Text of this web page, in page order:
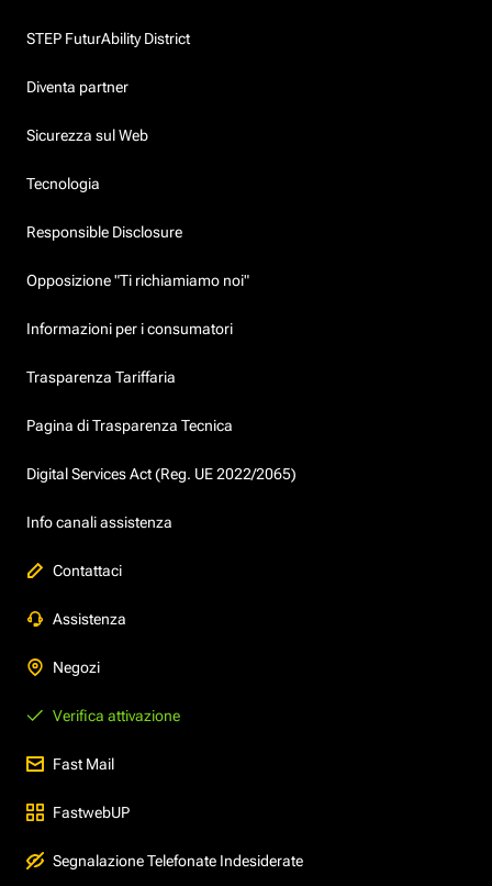
STEP FuturAbility District
Diventa partner
Sicurezza sul Web
Tecnologia
Responsible Disclosure
Opposizione "Ti richiamiamo noi"
Informazioni per i consumatori
Trasparenza Tariffaria
Pagina di Trasparenza Tecnica
Digital Services Act (Reg. UE 2022/2065)
Info canali assistenza
Contattaci
Assistenza
Negozi
Verifica attivazione
Fast Mail
FastwebUP
Segnalazione Telefonate Indesiderate